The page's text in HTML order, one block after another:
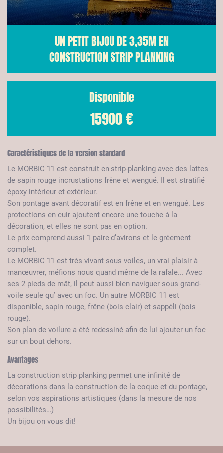
UN PETIT BIJOU DE 3,35M EN
CONSTRUCTION STRIP PLANKING
Disponible
15900 €
Caractéristiques de la version standard
Le MORBIC 11 est construit en strip-planking avec des lattes
de sapin rouge incrustations frêne et wengué. Il est stratifié
époxy intérieur et extérieur.
Son pontage avant décoratif est en frêne et en wengué. Les
protections en cuir ajoutent encore une touche à la
décoration, et elles ne sont pas en option.
Le prix comprend aussi 1 paire d’avirons et le gréement
complet.
Le MORBIC 11 est très vivant sous voiles, un vrai plaisir à
manœuvrer, méfions nous quand même de la rafale... Avec
ses 2 pieds de mât, il peut aussi bien naviguer sous grand-
voile seule qu’ avec un foc. Un autre MORBIC 11 est
disponible, sapin rouge, frêne (bois clair) et sappéli (bois
rouge).
Son plan de voilure a été redessiné afin de lui ajouter un foc
sur un bout dehors.
Avantages
La construction strip planking permet une infinité de
décorations dans la construction de la coque et du pontage,
selon vos aspirations artistiques (dans la mesure de nos
possibilités…)
Un bijou on vous dit!